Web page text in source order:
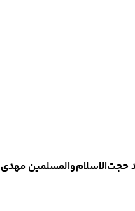
حجت‌الاسلام‌والمسلمین